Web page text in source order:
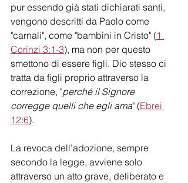
pur essendo già stati dichiarati santi,
vengono descritti da Paolo come
"carnali", come "bambini in Cristo" (1
Corinzi 3:1-3), ma non per questo
smettono di essere figli. Dio stesso ci
tratta da figli proprio attraverso la
correzione, "perché il Signore
corregge quelli che egli ama" (Ebrei
12:6).
La revoca dell’adozione, sempre
secondo la legge, avviene solo
attraverso un atto grave, deliberato e